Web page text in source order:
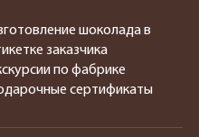
шоколада в
заказчика
по фабрике
сертификаты